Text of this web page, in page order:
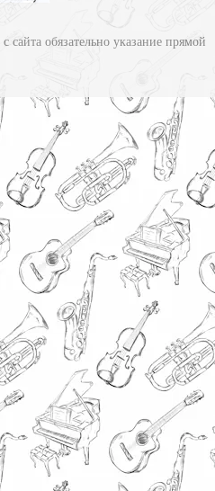
сайта обязательно указание прямой